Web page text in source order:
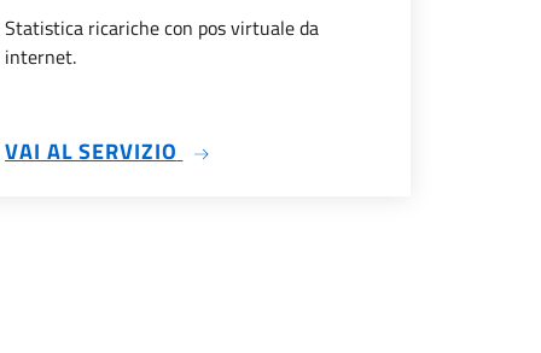
Statistica ricariche con pos virtuale da
internet.
VAI AL SERVIZIO SU STATISTICA RICARICHE